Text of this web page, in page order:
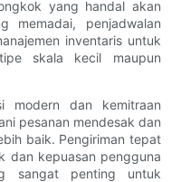
yang handal akan
memadai, penjadwalan
inventaris untuk
skala kecil maupun
modern dan kemitraan
pesanan mendesak dan
baik. Pengiriman tepat
dan kepuasan pengguna
sangat penting untuk